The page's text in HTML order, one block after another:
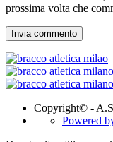
prossima volta che
Copyright© -
Powered